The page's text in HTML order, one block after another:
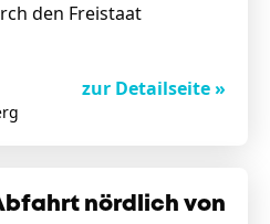
den Freistaat
zur Detailseite »
nördlich von